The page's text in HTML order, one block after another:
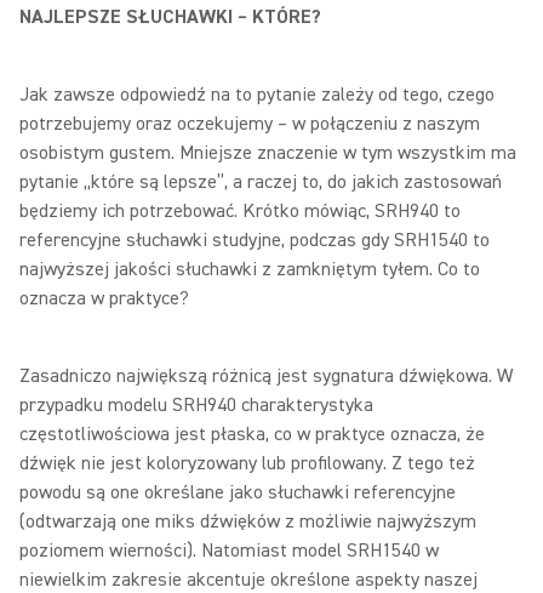
NAJLEPSZE SŁUCHAWKI – KTÓRE?
Jak zawsze odpowiedź na to pytanie zależy od tego, czego
potrzebujemy oraz oczekujemy – w połączeniu z naszym
osobistym gustem. Mniejsze znaczenie w tym wszystkim ma
pytanie „które są lepsze”, a raczej to, do jakich zastosowań
będziemy ich potrzebować. Krótko mówiąc, SRH940 to
referencyjne słuchawki studyjne, podczas gdy SRH1540 to
najwyższej jakości słuchawki z zamkniętym tyłem. Co to
oznacza w praktyce?
Zasadniczo największą różnicą jest sygnatura dźwiękowa. W
przypadku modelu SRH940 charakterystyka
częstotliwościowa jest płaska, co w praktyce oznacza, że
dźwięk nie jest koloryzowany lub profilowany. Z tego też
powodu są one określane jako słuchawki referencyjne
(odtwarzają one miks dźwięków z możliwie najwyższym
poziomem wierności). Natomiast model SRH1540 w
niewielkim zakresie akcentuje określone aspekty naszej